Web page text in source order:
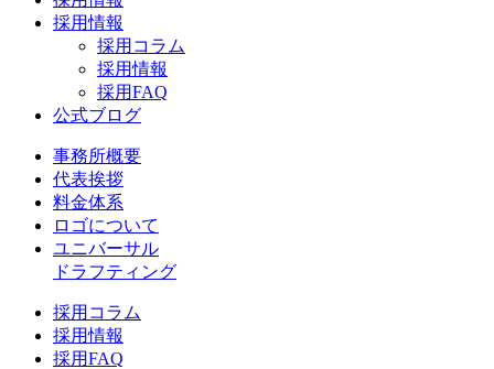
採用情報
採用コラム
採用情報
採用FAQ
公式ブログ
事務所概要
代表挨拶
料金体系
ロゴについて
ユニバーサル
ドラフティング
採用コラム
採用情報
採用FAQ